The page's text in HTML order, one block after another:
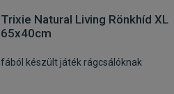
Trixie Natural Living Rönkhíd XL
65x40cm
fából készült játék rágcsálóknak